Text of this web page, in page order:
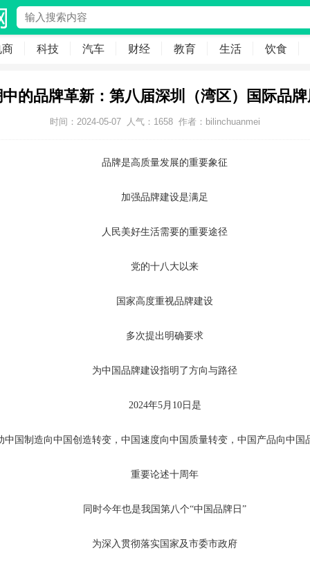
商 科技 汽车 财经 教育 生活 饮食
的品牌革新：第八届深圳（湾区）国际品
时间：2024-05-07 人气： 1658 作者：bilinchuanmei
品牌是高质量发展的重要象征
加强品牌建设是满足
人民美好生活需要的重要途径
党的十八大以来
国家高度重视品牌建设
多次提出明确要求
为中国品牌建设指明了方向与路径
2024年5月10日是
中国制造向中国创造转变，中国速度向中国质量转变，中国产品向中国
重要论述十周年
同时今年也是我国第八个“中国品牌日”
为深入贯彻落实国家及市委市政府